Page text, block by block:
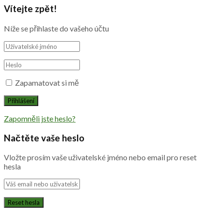
Vítejte zpět!
Níže se přihlaste do vašeho účtu
Zapamatovat si mě
Zapomněli jste heslo?
Načtěte vaše heslo
Vložte prosím vaše uživatelské jméno nebo email pro reset
hesla